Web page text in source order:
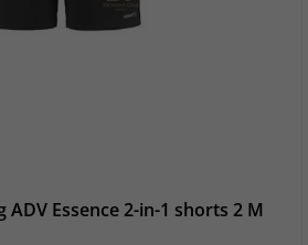
ADV Essence 2-in-1 shorts 2 M